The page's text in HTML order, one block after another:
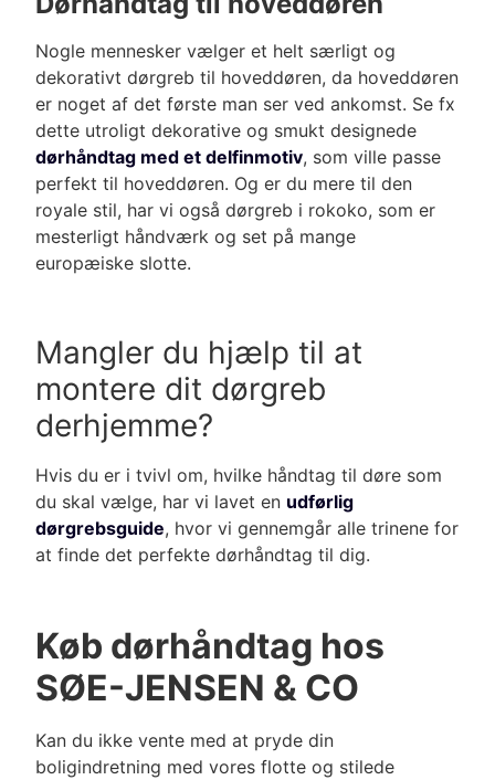
Nogle mennesker vælger et helt særligt og
dekorativt dørgreb til hoveddøren, da hoveddøren
er noget af det første man ser ved ankomst. Se fx
dette utroligt dekorative og smukt designede
dørhåndtag med et delfinmotiv, som ville passe
perfekt til hoveddøren. Og er du mere til den
royale stil, har vi også dørgreb i rokoko, som er
mesterligt håndværk og set på mange
europæiske slotte.
Mangler du hjælp til at
montere dit dørgreb
derhjemme?
Hvis du er i tvivl om, hvilke håndtag til døre som
du skal vælge, har vi lavet en udførlig
dørgrebsguide, hvor vi gennemgår alle trinene for
at findedet perfekte dørhåndtag til dig.
Køb dørhåndtag hos
SØE-JENSEN & CO
Kan du ikke vente med at pryde din
boligindretning med vores flotte og stilede